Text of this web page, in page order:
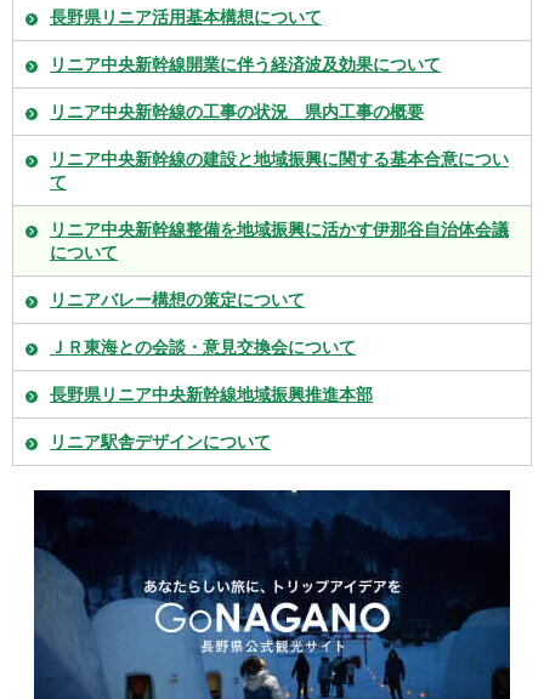
長野県リニア活用基本構想について
リニア中央新幹線開業に伴う経済波及効果について
リニア中央新幹線の工事の状況 県内工事の概要
リニア中央新幹線の建設と地域振興に関する基本合意につい
て
リニア中央新幹線整備を地域振興に活かす伊那谷自治体会議
について
リニアバレー構想の策定について
ＪＲ東海との会談・意見交換会について
長野県リニア中央新幹線地域振興推進本部
リニア駅舎デザインについて